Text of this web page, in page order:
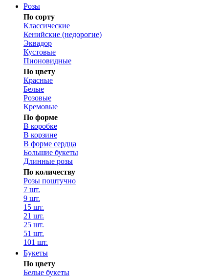
Розы
По сорту
Классические
Кенийские (недорогие)
Эквадор
Кустовые
Пионовидные
По цвету
Красные
Белые
Розовые
Кремовые
По форме
В коробке
В корзине
В форме сердца
Большие букеты
Длинные розы
По количеству
Розы поштучно
7 шт.
9 шт.
15 шт.
21 шт.
25 шт.
51 шт.
101 шт.
Букеты
По цвету
Белые букеты